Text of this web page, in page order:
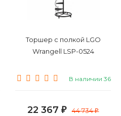
Торшер с полкой LGO
Wrangell LSP-0524
В наличии 36
22 367 ₽ 44 734₽